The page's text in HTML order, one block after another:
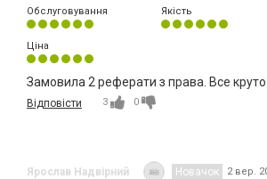
Обслуговування Якість
Ціна
Замовила 2 реферати з права. Все
Відповісти 3 0
Ярослав Надвірний Новачок 2 вер.